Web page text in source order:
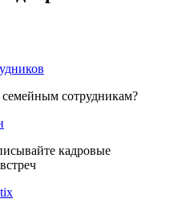
семейным сотрудникам?
кадровые